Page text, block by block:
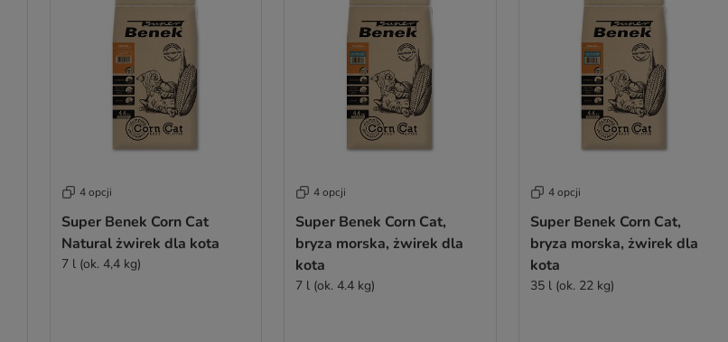
4 opcji
Super Benek Corn Cat
Natural żwirek dla kota
7 l (ok. 4,4 kg)
4 opcji
Super Benek Corn Cat,
bryza morska, żwirek dla
kota
7 l (ok. 4.4 kg)
4 opcji
Super Benek Corn Cat,
bryza morska, żwirek dla
kota
35 l (ok. 22 kg)